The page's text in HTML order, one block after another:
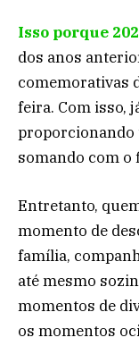
Isso porque
dos anos
comemorativas
feira. Com isso,
proporcionando
somando com o
Entretanto,
momento de
família,
até mesmo
momentos de
os momentos